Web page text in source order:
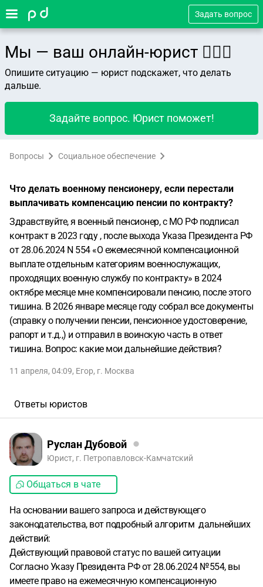
Задать вопрос
Мы — ваш онлайн-юрист 👨🏻‍⚖️
Опишите ситуацию — юрист подскажет, что делать
дальше.
Задайте вопрос. Юрист поможет!
Вопросы Социальное обеспечение
Что делать военному пенсионеру, если перестали
выплачивать компенсацию пенсии по контракту?
Здравствуйте, я военный пенсионер, с МО РФ подписал
контракт в 2023 году , после выхода Указа Президента РФ
от 28.06.2024 N 554 «О ежемесячной компенсационной
выплате отдельным категориям военнослужащих,
проходящих военную службу по контракту» в 2024
октябре месяце мне компенсировали пенсию, после этого
тишина. В 2026 январе месяце году собрал все документы
(справку о получении пенсии, пенсионное удостоверение,
рапорт и т.д.,) и отправил в воинскую часть в ответ
тишина. Вопрос: какие мои дальнейшие действия?
11 апреля, 04:09, Егор, г. Москва
Ответы юристов
Руслан Дубовой
Юрист, г. Петропавловск-Камчатский
Общаться в чате
На основании вашего запроса и действующего
законодательства, вот подробный алгоритм дальнейших
действий:
Действующий правовой статус по вашей ситуации
Согласно Указу Президента РФ от 28.06.2024 № 554, вы
имеете право на ежемесячную компенсационную